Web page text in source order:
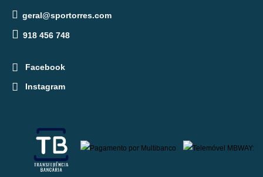
geral@sportorres.com
918 456 748
Facebook
Instagram